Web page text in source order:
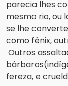
parecia lhes
mesmo rio, ou
se lhe
como fênix,
Outros
fereza, e